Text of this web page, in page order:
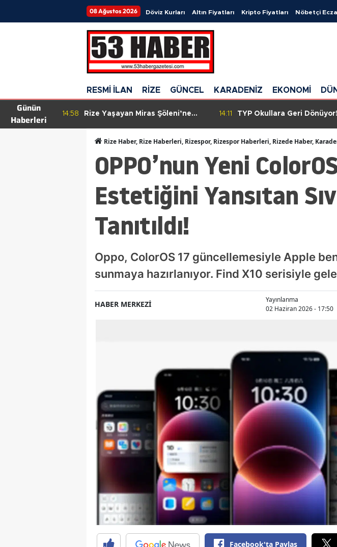
08 Ağustos 2026 Döviz Kurları Altın Fiyatları Kripto Fiyatları Nöbetçi
RESMİ İLAN RİZE GÜNCEL KARADENİZ EKONOMİ
Günün
Haberleri
14:58
Rize Yaşayan Miras Şöleni’ne
14:11
TYP Okullara Geri
Rize Haber, Rize Haberleri, Rizespor, Rizespor Haberleri, Rizede Haber,
OPPO’nun Yeni
Estetiğini Yansıtan
Tanıtıldı!
Oppo, ColorOS 17 güncellemesiyle Apple
sunmaya hazırlanıyor. Find X10 serisiyle
HABER MERKEZİ
Yayınlanma
02 Haziran 2026 - 17:50
Facebook'ta Paylaş